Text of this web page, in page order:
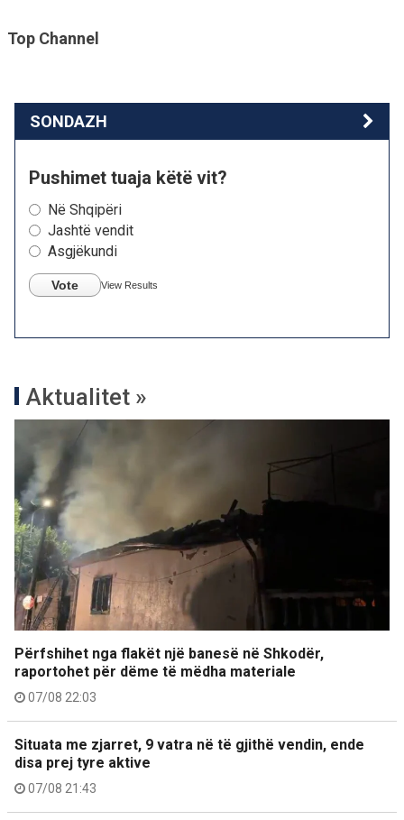
Top Channel
SONDAZH
Pushimet tuaja këtë vit?
Në Shqipëri
Jashtë vendit
Asgjëkundi
Vote View Results
Aktualitet »
Përfshihet nga flakët një banesë në Shkodër,
raportohet për dëme të mëdha materiale
07/08 22:03
Situata me zjarret, 9 vatra në të gjithë vendin, ende
disa prej tyre aktive
07/08 21:43